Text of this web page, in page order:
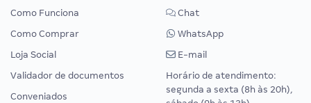
Como Funciona
Como Comprar
Loja Social
Validador de documentos
Conveniados
Chat
WhatsApp
E-mail
Horário de atendimento:
segunda a sexta (8h às 20h),